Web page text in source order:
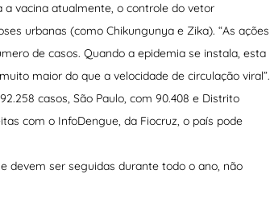
a vacina atualmente, o controle do vetor
urbanas (como Chikungunya e Zika). “As ações
de casos. Quando a epidemia se instala, esta
maior do que a velocidade de circulação viral”.
casos, São Paulo, com 90.408 e Distrito
com o InfoDengue, da Fiocruz, o país pode
devem ser seguidas durante todo o ano, não